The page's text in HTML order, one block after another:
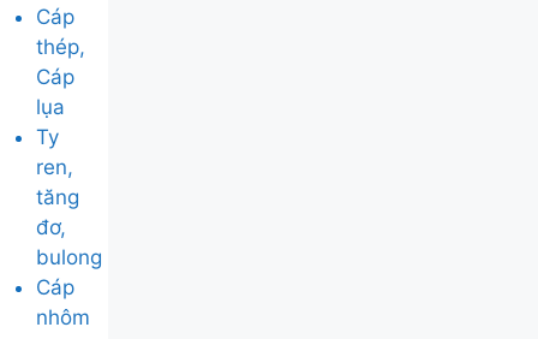
Cáp
thép,
Cáp
lụa
Ty
ren,
tăng
đơ,
bulong
Cáp
nhôm